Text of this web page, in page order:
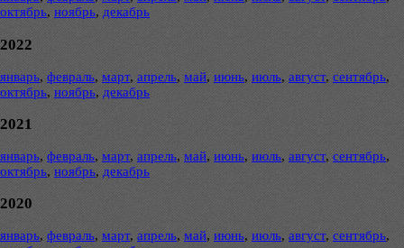
октябрь, ноябрь, декабрь
2022
январь, февраль, март, апрель, май, июнь, июль, август, сентябрь,
октябрь, ноябрь, декабрь
2021
январь, февраль, март, апрель, май, июнь, июль, август, сентябрь,
октябрь, ноябрь, декабрь
2020
январь, февраль, март, апрель, май, июнь, июль, август, сентябрь,